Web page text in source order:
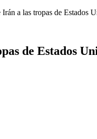
Irán a las tropas de Estados
de Estados